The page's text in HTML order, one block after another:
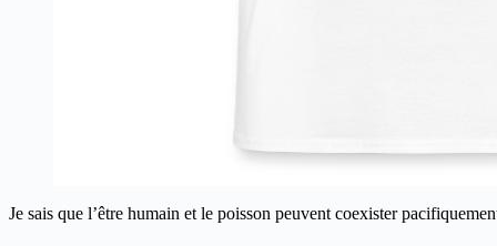
Je sais que l’être humain et le poisson peuvent coexister